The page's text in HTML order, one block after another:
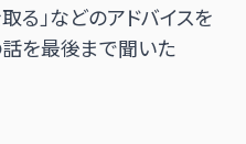
取る」などのアドバイスを
を最後まで聞いた